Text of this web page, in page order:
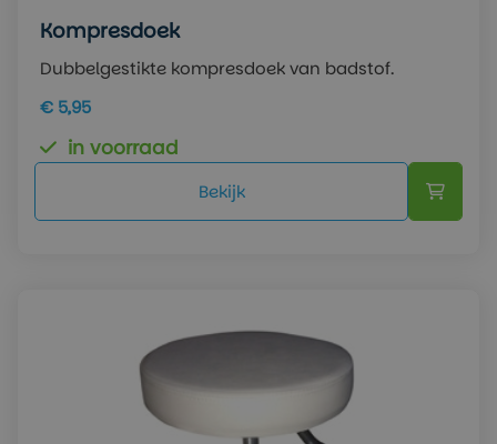
Kompresdoek
Dubbelgestikte kompresdoek van badstof.
€ 5,95
in voorraad
Bekijk